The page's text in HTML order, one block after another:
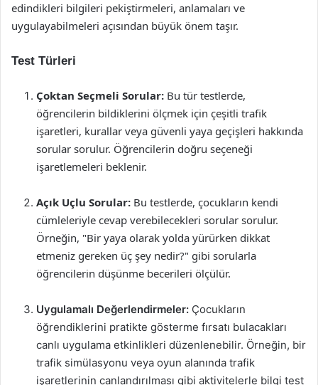
edindikleri bilgileri pekiştirmeleri, anlamaları ve
uygulayabilmeleri açısından büyük önem taşır.
Test Türleri
Çoktan Seçmeli Sorular: Bu tür testlerde,
öğrencilerin bildiklerini ölçmek için çeşitli trafik
işaretleri, kurallar veya güvenli yaya geçişleri hakkında
sorular sorulur. Öğrencilerin doğru seçeneği
işaretlemeleri beklenir.
Açık Uçlu Sorular: Bu testlerde, çocukların kendi
cümleleriyle cevap verebilecekleri sorular sorulur.
Örneğin, "Bir yaya olarak yolda yürürken dikkat
etmeniz gereken üç şey nedir?" gibi sorularla
öğrencilerin düşünme becerileri ölçülür.
Uygulamalı Değerlendirmeler: Çocukların
öğrendiklerini pratikte gösterme fırsatı bulacakları
canlı uygulama etkinlikleri düzenlenebilir. Örneğin, bir
trafik simülasyonu veya oyun alanında trafik
işaretlerinin canlandırılması gibi aktivitelerle bilgi test